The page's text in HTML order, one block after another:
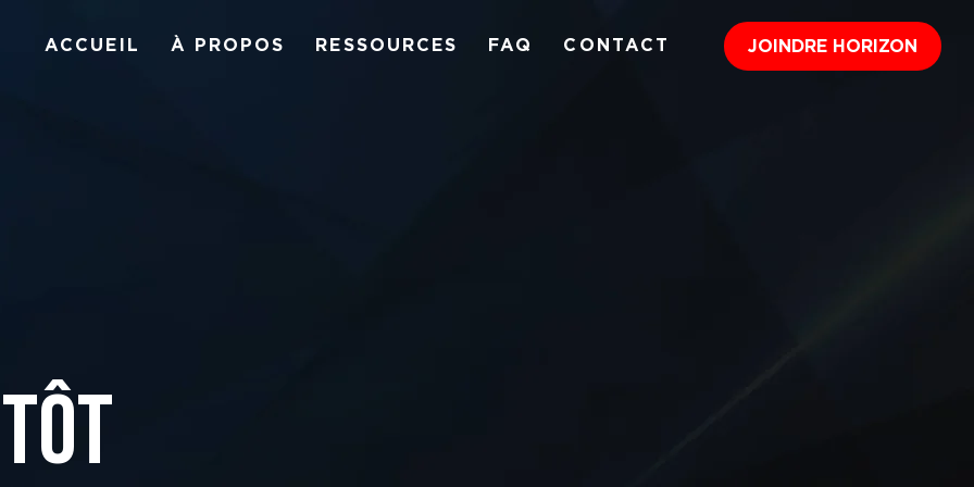
ACCUEIL À PROPOS RESSOURCES FAQ CONTACT JOINDRE HORIZON